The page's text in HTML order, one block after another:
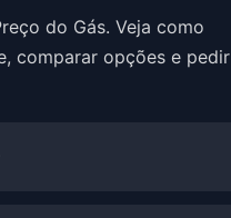
do Gás. Veja como
, comparar opções e pedir